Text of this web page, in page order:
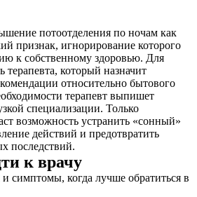
потоотделения по ночам как
признак, игнорирование которого
к собственному здоровью. Для
терапевта, который назначит
относительно бытового
терапевт выпишет
специализации. Только
возможность устранить «сонный»
действий и предотвратить
последствий.
к врачу
симптомы, когда лучше обратиться в